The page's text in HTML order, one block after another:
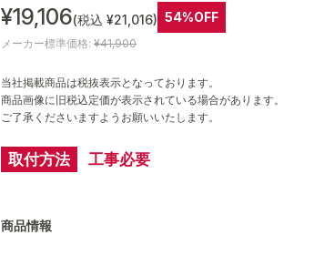
¥19,106(税込 ¥21,016) 54%OFF
メーカー標準価格: ¥41,900
当社掲載商品は税抜表示となっております。
商品画像に旧税込定価が表示されている場合があります。
ご了承くださいますようお願いいたします。
取付方法 工事必要
商品情報